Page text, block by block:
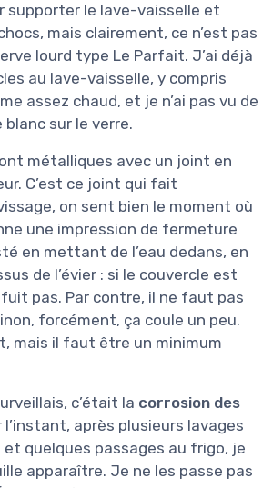
supporter le lave-vaisselle et
mais clairement, ce n’est pas
lourd type Le Parfait. J’ai déjà
au lave-vaisselle, y compris
assez chaud, et je n’ai pas vu de
blanc sur le verre.
métalliques avec un joint en
C’est ce joint qui fait
on sent bien le moment où
une impression de fermeture
en mettant de l’eau dedans, en
de l’évier : si le couvercle est
pas. Par contre, il ne faut pas
forcément, ça coule un peu.
mais il faut être un minimum
c’était la corrosion des
l’instant, après plusieurs lavages
quelques passages au frigo, je
apparaître. Je ne les passe pas